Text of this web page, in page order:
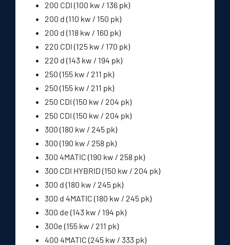
200 CDI (100 kw / 136 pk)
200 d (110 kw / 150 pk)
200 d (118 kw / 160 pk)
220 CDI (125 kw / 170 pk)
220 d (143 kw / 194 pk)
250 (155 kw / 211 pk)
250 (155 kw / 211 pk)
250 CDI (150 kw / 204 pk)
250 CDI (150 kw / 204 pk)
300 (180 kw / 245 pk)
300 (190 kw / 258 pk)
300 4MATIC (190 kw / 258 pk)
300 CDI HYBRID (150 kw / 204 pk)
300 d (180 kw / 245 pk)
300 d 4MATIC (180 kw / 245 pk)
300 de (143 kw / 194 pk)
300e (155 kw / 211 pk)
400 4MATIC (245 kw / 333 pk)